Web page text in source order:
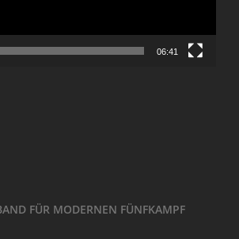
06:41
FÜR MODERNEN FÜNFKAMPF